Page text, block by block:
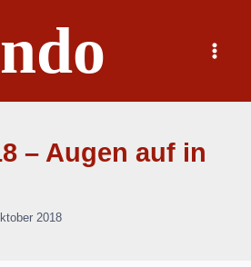
Main
Menu
– Augen auf in
2018